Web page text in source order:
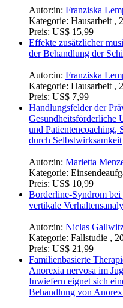
Autor:in: Franziska
Kategorie: Hausarbeit ,
Preis: US$ 15,99
Effekte zusätzlicher
der Behandlung der
Autor:in: Franziska
Kategorie: Hausarbeit ,
Preis: US$ 7,99
Handlungsfelder der
Gesundheitsförderliche
und Patientencoaching,
durch Selbstwirksamkeit
Autor:in: Marietta
Kategorie:
Preis: US$ 10,99
Borderline-Syndrom
vertikale
Autor:in: Niclas
Kategorie: Fallstudie ,
Preis: US$ 21,99
Familienbasierte
Anorexia nervosa im
Inwiefern eignet sich
Behandlung von